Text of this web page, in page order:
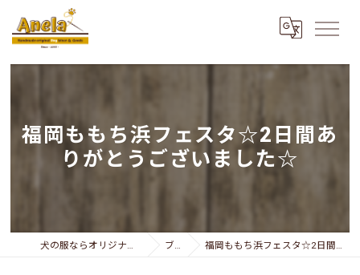
福岡ももち浜フェスタ☆2日間あ
りがとうございました☆
犬の服ならオリジナリティー溢れるAnela ブログ 福岡ももち浜フェスタ☆2日間ありがとうございました☆